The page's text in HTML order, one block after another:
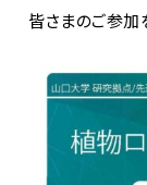
皆さまのご参加